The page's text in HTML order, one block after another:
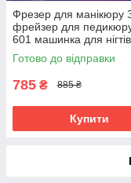
Фрезер для манікюру
фрейзер для
601 машинка для нігтів
45.000 оборотів 65 Ватт
Готово до відправки
785 ₴ 885 ₴
Купити